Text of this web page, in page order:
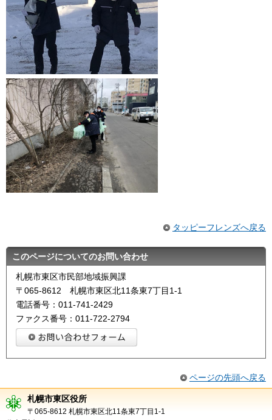
タッピーフレンズへ戻る
このページについてのお問い合わせ
札幌市東区市民部地域振興課
〒065-8612 札幌市東区北11条東7丁目1-1
電話番号：011-741-2429
ファクス番号：011-722-2794
ページの先頭へ戻る
札幌市東区役所
〒065-8612 札幌市東区北11条東7丁目1-1